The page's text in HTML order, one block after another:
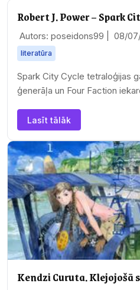
Robert J. Power – Spark
Autors: poseidons99 | 08/
literatūra
Spark City Cycle tetraloģijas
ģenerāļa un Four Faction
Lasīt tālāk
Kendzi Curuta. Klejojošā